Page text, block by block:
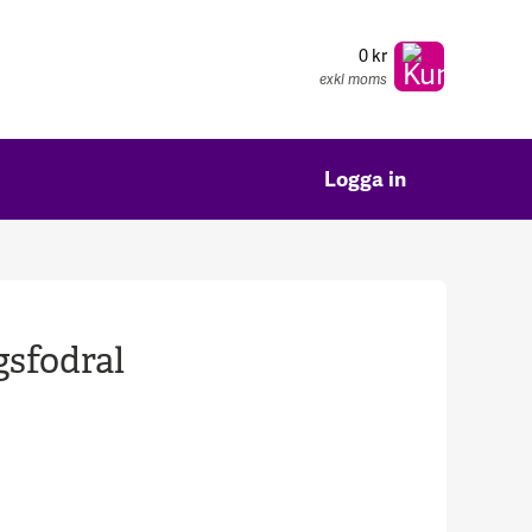
0 kr
exkl moms
Logga in